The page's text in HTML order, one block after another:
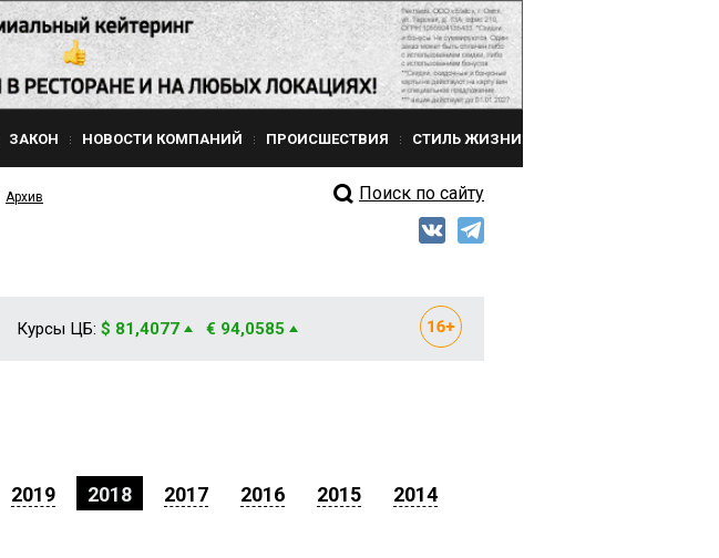
ЗАКОН НОВОСТИ КОМПАНИЙ ПРОИСШЕСТВИЯ СТИЛЬ ЖИЗНИ
Архив Поиск по сайту
Курсы ЦБ: $ 81,4077 € 94,0585
2019 2018 2017 2016 2015
2014